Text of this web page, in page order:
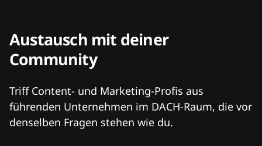
Austausch mit deiner
Community
Triff Content- und Marketing-Profis aus
führenden Unternehmen im DACH-Raum, die vor
denselben Fragen stehen wie du.